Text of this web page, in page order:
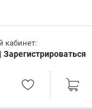
кабинет:
Зарегистрироваться